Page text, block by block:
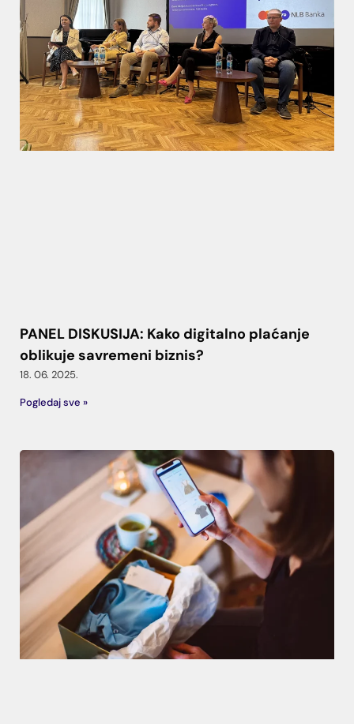
PANEL DISKUSIJA: Kako digitalno plaćanje
oblikuje savremeni biznis?
18. 06. 2025.
Pogledaj sve »